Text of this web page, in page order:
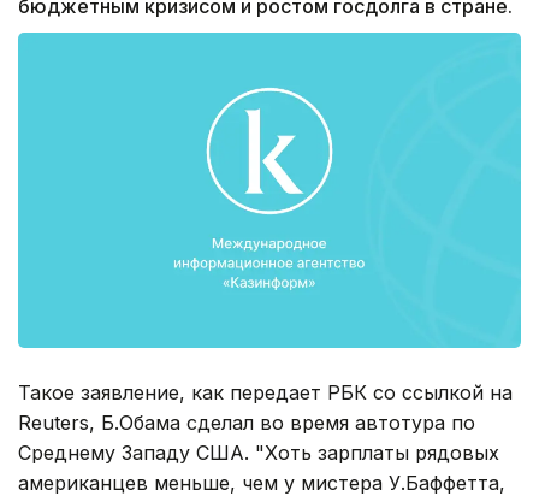
бюджетным кризисом и ростом госдолга в стране.
Такое заявление, как передает РБК со ссылкой на
Reuters, Б.Обама сделал во время автотура по
Среднему Западу США. "Хоть зарплаты рядовых
американцев меньше, чем у мистера У.Баффетта,